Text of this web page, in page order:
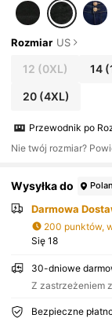
Rozmiar US
12 (0XL) 14
20(4XL)
Przewodnik po
Nie twój rozmiar?
Wysyłka do
Darmowa
200 punktów,
Się 18
30-dniowe
Z zastrzeżeniem
Bezpieczne